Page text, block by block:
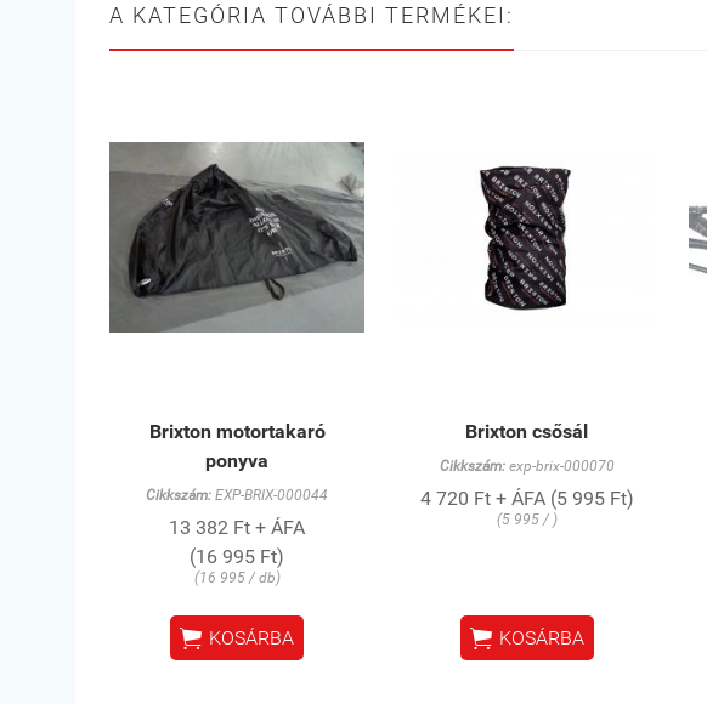
A KATEGÓRIA TOVÁBBI TERMÉKEI:
Brixton motortakaró
ponyva
Cikkszám: EXP-BRIX-000044
13 382 Ft + ÁFA
(16 995 Ft)
(16 995 / db)
 KOSÁRBA
Brixton csősál
Cikkszám:exp-brix-000070
4 720 Ft + ÁFA (5 995 Ft)
(5 995 / )
 KOSÁRBA